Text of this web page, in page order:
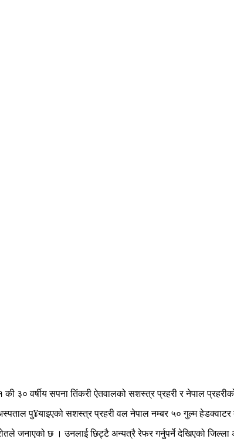
३० वर्षीय सपना तिंकरी ऐतवालको सशस्त्र प्रहरी र नेपाल
पु¥याइएको सशस्त्र प्रहरी वल नेपाल नम्बर ५० गुल्म हेडक्वाटर
जनाएको छ । उनलाई छिट्टै अन्यत्रै रेफर गर्नुपर्ने देखिएको जिल्ला